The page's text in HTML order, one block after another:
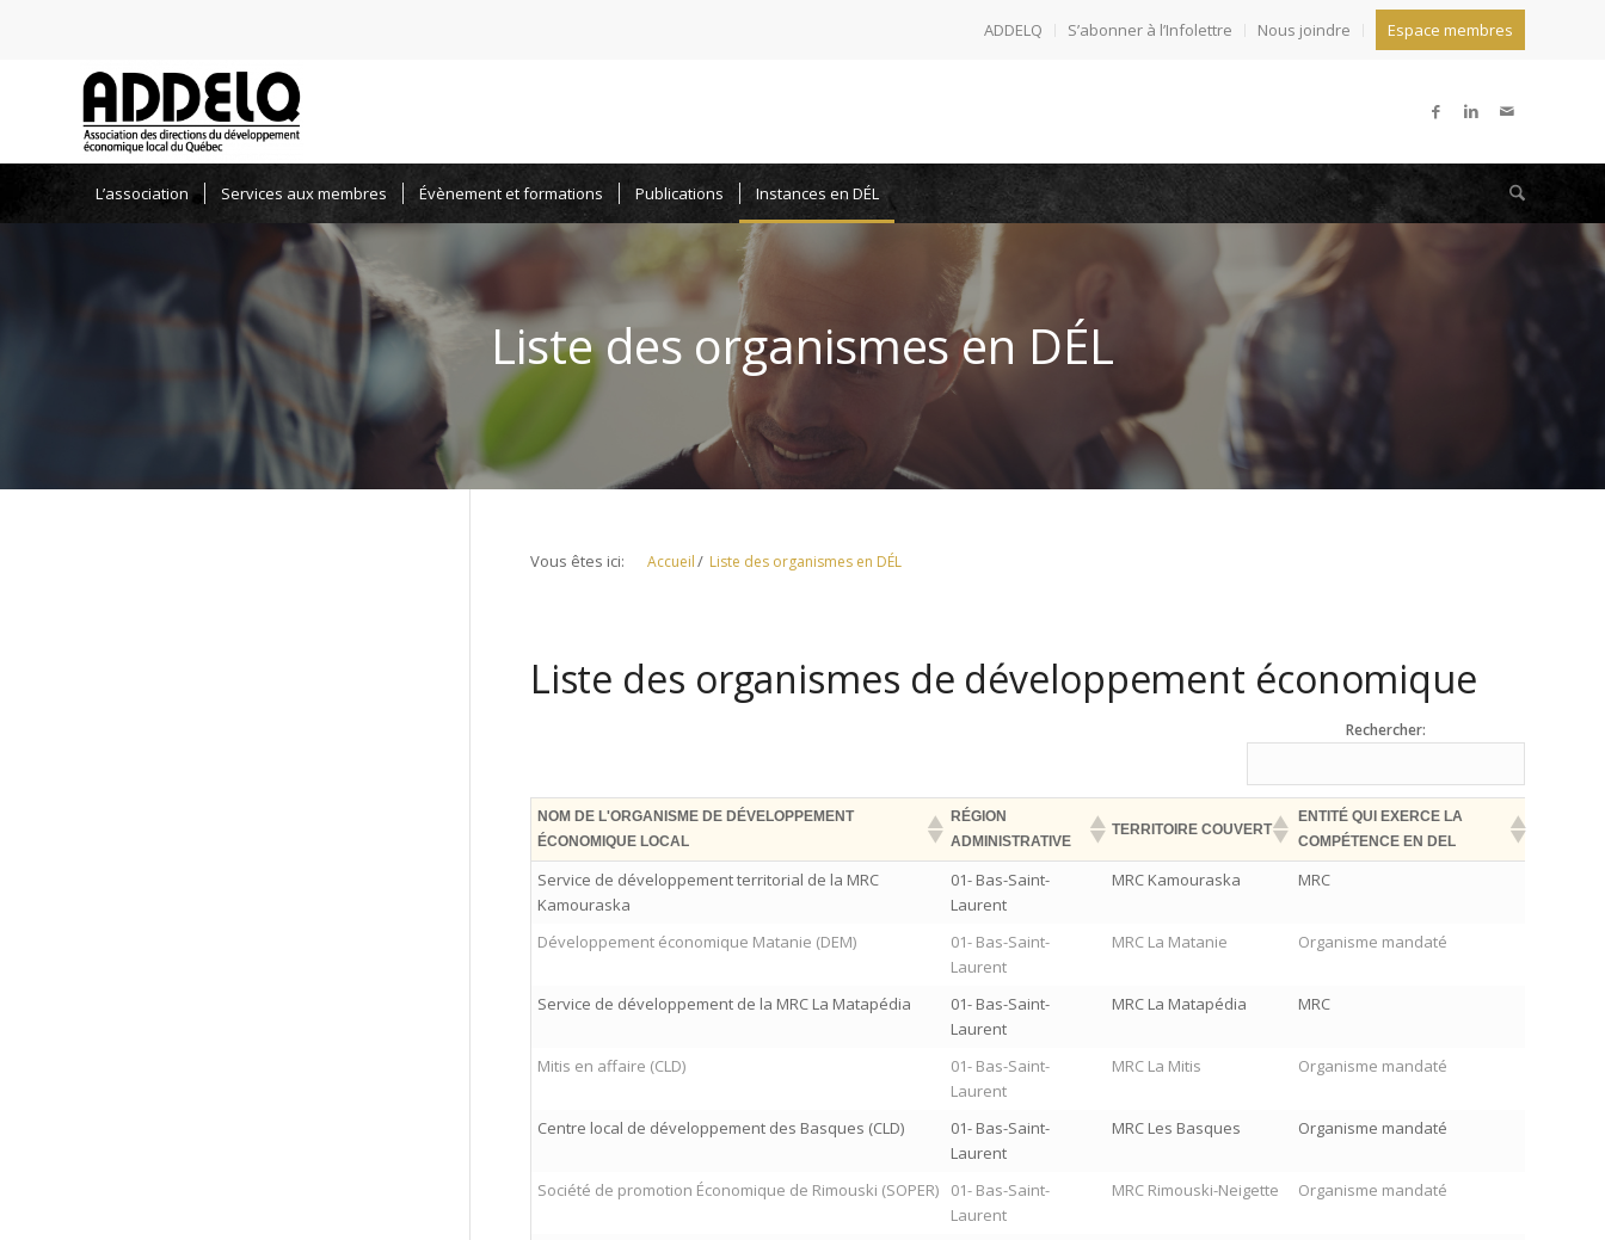
ADDELQ S’abonner à l’Infolettre Nous joindre Espace membres
L’association Services aux membres Évènement et formations Publications Instances en DÉL
Liste des organismes en DÉL
Accueil/ Liste des organismes en DÉL
Liste des organismes de développement économique
Rechercher:
NOM DE L'ORGANISME DE DÉVELOPPEMENT
ÉCONOMIQUE LOCAL
RÉGION
ADMINISTRATIVE
TERRITOIRE COUVERT
ENTITÉ QUI EXERCE LA
COMPÉTENCE EN DEL
Service de développement territorial de la MRC
Kamouraska
01- Bas-Saint-
Laurent
MRC Kamouraska MRC
Développement économique Matanie (DEM)
01- Bas-Saint-
Laurent
MRC La Matanie Organisme mandaté
Service de développement de la MRC La Matapédia
01- Bas-Saint-
Laurent
MRC La Matapédia MRC
Mitis en affaire (CLD)
01- Bas-Saint-
Laurent
MRC La Mitis Organisme mandaté
Centre local de développement des Basques (CLD)
01- Bas-Saint-
Laurent
MRC Les Basques Organisme mandaté
Société de promotion Économique de Rimouski (SOPER)
01- Bas-Saint-
Laurent
MRC Rimouski-Neigette Organisme mandaté